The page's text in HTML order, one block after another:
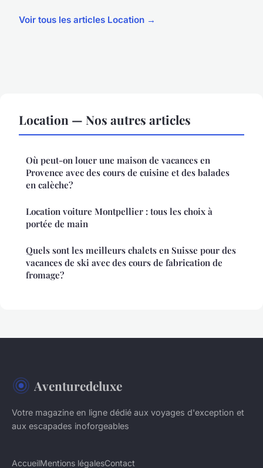
Voir tous les articles Location →
Location — Nos autres articles
Où peut-on louer une maison de vacances en
Provence avec des cours de cuisine et des balades
en calèche?
Location voiture Montpellier : tous les choix à
portée de main
Quels sont les meilleurs chalets en Suisse pour des
vacances de ski avec des cours de fabrication de
fromage?
Aventuredeluxe
Votre magazine en ligne dédié aux voyages d'exception et
aux escapades inoforgeables
AccueilMentions légalesContact